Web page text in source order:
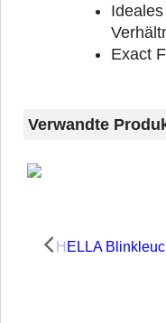
Exact
Verwandte